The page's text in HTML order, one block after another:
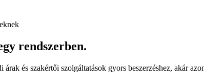
rendszerben.
és szakértői szolgáltatások gyors beszerzéshez, akár